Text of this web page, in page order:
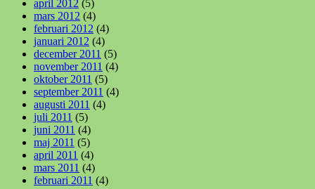
april 2012 (5)
mars 2012 (4)
februari 2012 (4)
januari 2012 (4)
december 2011 (5)
november 2011 (4)
oktober 2011 (5)
september 2011 (4)
augusti 2011 (4)
juli 2011 (5)
juni 2011 (4)
maj 2011 (5)
april 2011 (4)
mars 2011 (4)
februari 2011 (4)